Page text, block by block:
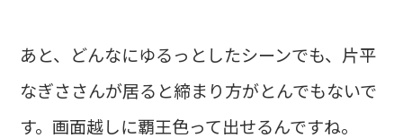
あと、どんなにゆるっとしたシーンでも、片平
なぎささんが居ると締まり方がとんでもないで
す。画面越しに覇王色って出せるんですね。